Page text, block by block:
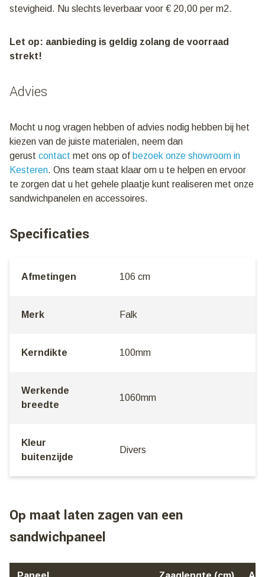
stevigheid. Nu slechts leverbaar voor € 20,00 per m2.
Let op: aanbieding is geldig zolang de voorraad
strekt!
Advies
Mocht u nog vragen hebben of advies nodig hebben bij het
kiezen van de juiste materialen, neem dan
gerust contact met ons op of bezoek onze showroom in
Kesteren. Ons team staat klaar om u te helpen en ervoor
te zorgen dat u het gehele plaatje kunt realiseren met onze
sandwichpanelen en accessoires.
Specificaties
Afmetingen 106 cm
Merk Falk
Kerndikte 100mm
Werkende
breedte
1060mm
Kleur
buitenzijde
Divers
Op maat laten zagen van een
sandwichpaneel